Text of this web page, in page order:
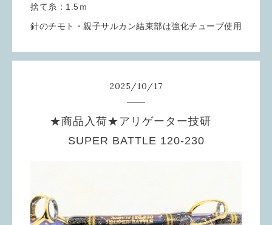
捨て糸：1.5ｍ
針のチモト・親子サルカン結束部は強化チューブ使用
2025/10/17
★商品入荷★アリゲーター技研
SUPER BATTLE 120-230